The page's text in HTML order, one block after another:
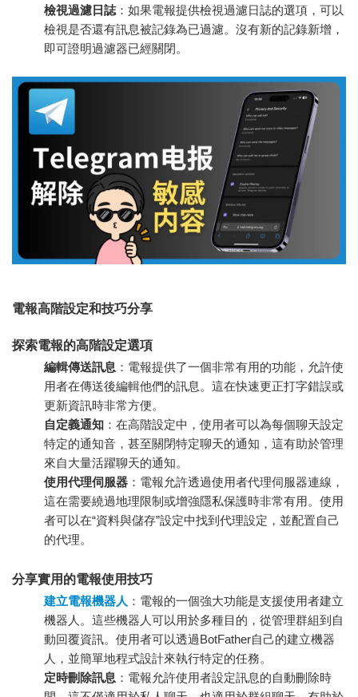
檢視過濾日誌 ：如果電報提供檢視過濾日誌的選項，可以
檢視是否還有訊息被記錄為已過濾。沒有新的記錄新增，
即可證明過濾器已經關閉。
電報高階設定和技巧分享
探索電報的高階設定選項
編輯傳送訊息 ：電報提供了一個非常有用的功能，允許使
用者在傳送後編輯他們的訊息。這在快速更正打字錯誤或
更新資訊時非常方便。
自定義通知 ：在高階設定中，使用者可以為每個聊天設定
特定的通知音，甚至關閉特定聊天的通知，這有助於管理
來自大量活躍聊天的通知。
使用代理伺服器 ：電報允許透過使用者代理伺服器連線，
這在需要繞過地理限制或增強隱私保護時非常有用。使用
者可以在“資料與儲存”設定中找到代理設定，並配置自己
的代理。
分享實用的電報使用技巧
建立電報機器人 ：電報的一個強大功能是支援使用者建立
機器人。這些機器人可以用於多種目的，從管理群組到自
動回覆資訊。使用者可以透過BotFather自己的建立機器
人，並簡單地程式設計來執行特定的任務。
定時刪除訊息 ：電報允許使用者設定訊息的自動刪除時